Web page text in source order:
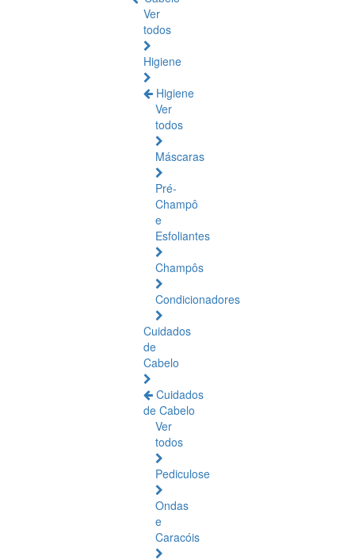
Ver
todos
Higiene
Higiene
Ver
todos
Máscaras
Pré-
Champô
e
Esfoliantes
Champôs
Condicionadores
Cuidados
de
Cabelo
Cuidados
de Cabelo
Ver
todos
Pediculose
Ondas
e
Caracóis